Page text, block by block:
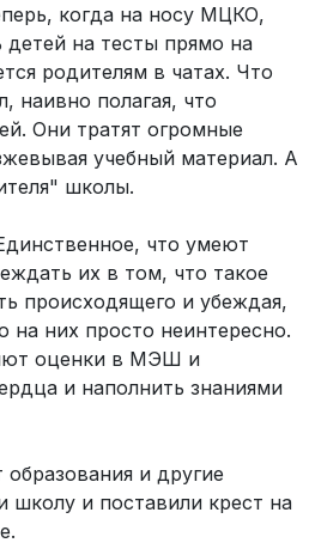
когда на носу МЦКО,
детей на тесты прямо на
родителям в чатах. Что
наивно полагая, что
Они тратят огромные
учебный материал. А
школы.
что умеют
их в том, что такое
происходящего и убеждая,
на них просто неинтересно.
оценки в МЭШ и
и наполнить знаниями
и другие
и поставили крест на